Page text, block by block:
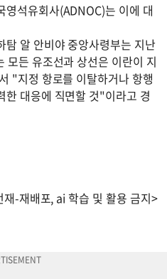
영석유회사(ADNOC)는 이에 대
탐 알 안비야 중앙사령부는 지난
든 유조선과 상선은 이란이 지
"지정 항로를 이탈하거나 항행
한 대응에 직면할 것"이라고 경
-재배포, ai 학습 및 활용 금지>